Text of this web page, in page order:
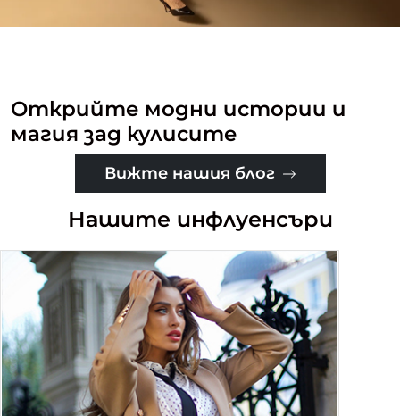
Открийте модни истории и
магия зад кулисите
Вижте нашия блог
Нашите инфлуенсъри